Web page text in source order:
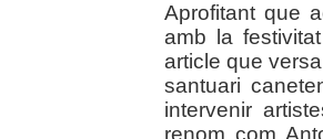
Aprofitant que
amb la
article que
santuari
intervenir
renom com